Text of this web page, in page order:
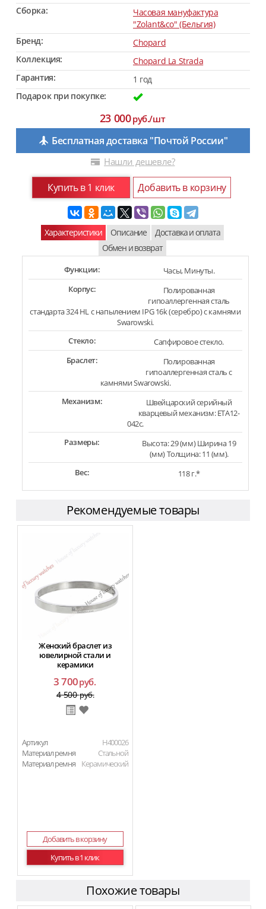
Сборка:
Часовая мануфактура
"Zolant&co" (Бельгия)
Бренд:
Chopard
Коллекция:
Chopard La Strada
Гарантия:
1 год
Подарок при покупке:
23 000руб./шт
Бесплатная доставка "Почтой России"
Нашли дешевле?
Купить в 1 клик Добавить в корзину
Характеристики Описание
Доставка и оплата
Обмен и возврат
Функции:
Часы, Минуты.
Корпус:
Полированная
гипоаллергенная сталь
стандарта 324 HL с напылением IPG 16k (серебро) с камнями
Swarowski.
Стекло:
Сапфировое стекло.
Браслет:
Полированная
гипоаллергенная сталь с
камнями Swarowski.
Механизм:
Швейцарский серийный
кварцевый механизм: ETA12-
042c.
Размеры:
Высота: 29 (мм) Ширина 19
(мм) Толщина: 11 (мм).
Вес:
118 г.*
Рекомендуемые товары
Женский браслет из
ювелирной стали и
керамики
3 700руб.
4 500руб.
Артикул
H400026
Материал ремня
Стальной
Материал ремня
Керамический
Добавить в корзину
Купить в 1 клик
Похожие товары